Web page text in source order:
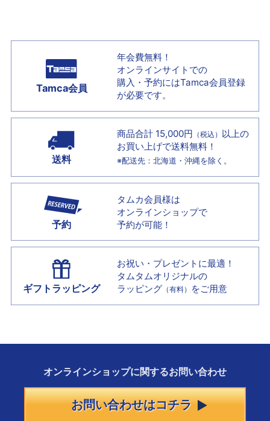
Tamca会員
年会費無料！
オンラインサイトでの
購入・予約にはTamca会員登録
が必要です。
送料
商品合計 15,000円 （税込） 以上の
お買い上げで送料無料！
※配送先：北海道・沖縄を除く。
予約
タムカ会員様は
オンラインショップで
予約が可能！
ギフトラッピング
お祝い・プレゼントに最適！
タムタムオリジナルの
ラッピング （有料） をご用意
オンラインショップに関するお問い合わせ
お問い合わせはコチラ